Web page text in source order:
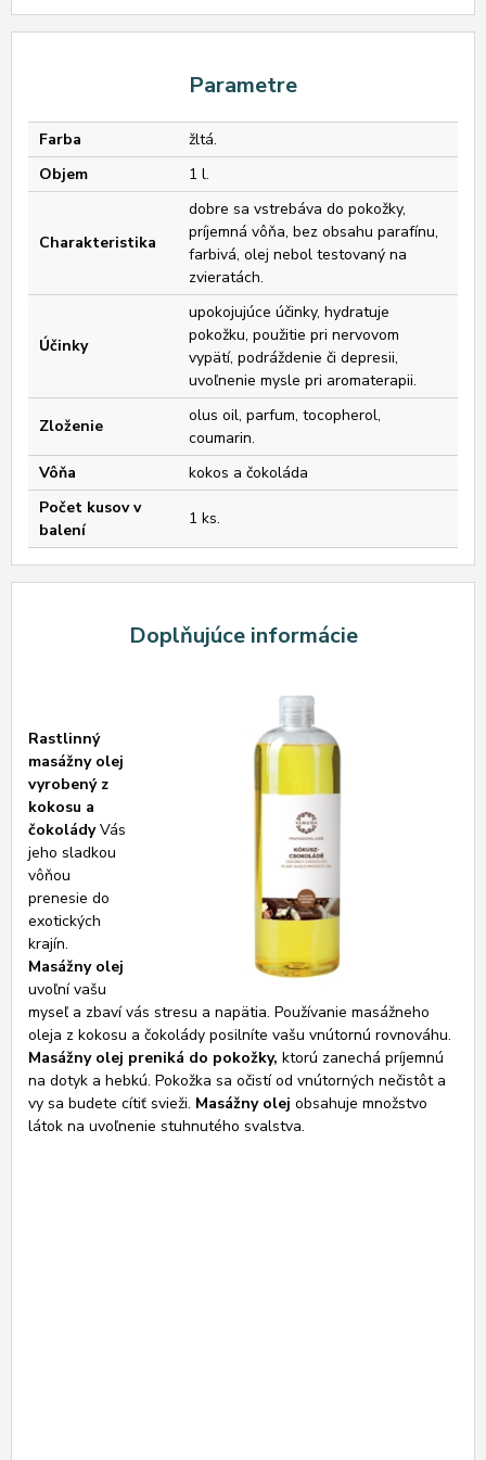
Parametre
Farba
žltá.
Objem
1 l.
Charakteristika
dobre sa vstrebáva do pokožky,
príjemná vôňa, bez obsahu parafínu,
farbivá, olej nebol testovaný na
zvieratách.
Účinky
upokojujúce účinky, hydratuje
pokožku, použitie pri nervovom
vypätí, podráždenie či depresii,
uvoľnenie mysle pri aromaterapii.
Zloženie
olus oil, parfum, tocopherol,
coumarin.
Vôňa
kokos a čokoláda
Počet kusov v
balení
1 ks.
Doplňujúce informácie
Rastlinný
masážny olej
vyrobený z
kokosu a
čokoládyVás
jeho sladkou
vôňou
prenesie do
exotických
krajín.
Masážny olej
uvoľní vašu
myseľ a zbaví vás stresu a napätia. Používanie masážneho
oleja z kokosu a čokolády posilníte vašu vnútornú rovnováhu.
Masážny olej preniká do pokožky, ktorú zanechá príjemnú
na dotyk a hebkú. Pokožka sa očistí od vnútorných nečistôt a
vy sa budete cítiť svieži. Masážny olej obsahuje množstvo
látok na uvoľnenie stuhnutého svalstva.